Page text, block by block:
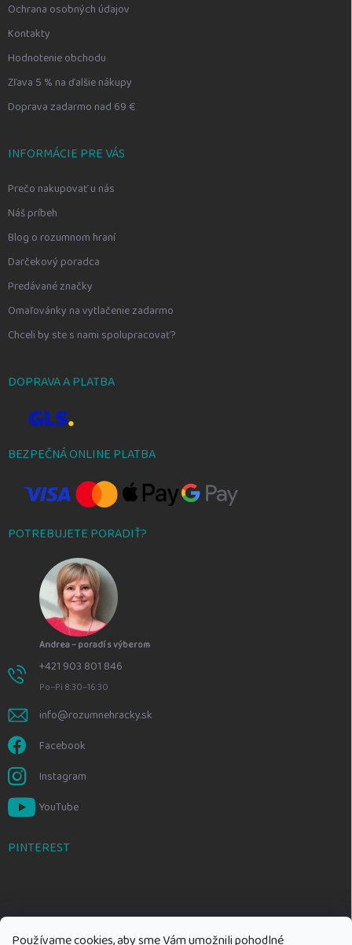
Používame cookies, aby sme Vám umožnili pohodlné
Ochrana osobných údajov
Kontakty
Hodnotenie obchodu
Zľava 5 % na ďalšie nákupy
Doprava zadarmo nad 69 €
INFORMÁCIE PRE VÁS
Prečo nakupovať u nás
Náš príbeh
Blog o rozumnom hraní
Darčekový poradca
Predávané značky
Omaľovánky na vytlačenie zadarmo
Chceli by ste s nami spolupracovať?
DOPRAVA A PLATBA
BEZPEČNÁ ONLINE PLATBA
POTREBUJETE PORADIŤ?
Andrea – poradí s výberom
+421 903 801 846
Po–Pi 8:30–16:30
info@rozumnehracky.sk
Facebook
Instagram
YouTube
PINTEREST